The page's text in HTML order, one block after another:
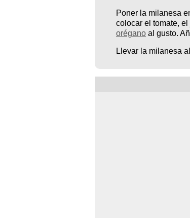
Poner la milanesa
colocar el tomate, el
orégano al gusto.
Llevar la milanesa al